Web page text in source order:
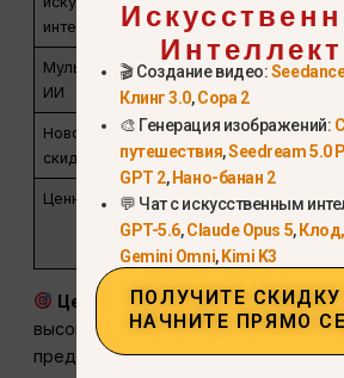
интеллектом
Мультимодальный
ИИ
Новогодняя
скидка
Нет
Ценность
Высокая
стоимость, один
инструмент
Ценность понимания:Вместо
высокую цену затолько Sora 2,
предоставляет вамСора 2 + все
🎬 Создание видео:
Клинг 3.0,Сора 2
🎨 Генерация изображений:
путешествия,Seedream 5.0
GPT 2, Нано-банан 2
💬 Чат с искусственным
GPT-5.6,Claude Opus 5,
Gemini Omni, Kimi K3
ПОЛУЧИТЕ СКИДКУ
НАЧНИТЕ ПРЯМО